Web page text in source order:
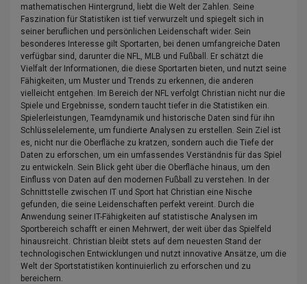
mathematischen Hintergrund, liebt die Welt der Zahlen. Seine
Faszination für Statistiken ist tief verwurzelt und spiegelt sich in
seiner beruflichen und persönlichen Leidenschaft wider. Sein
besonderes Interesse gilt Sportarten, bei denen umfangreiche Daten
verfügbar sind, darunter die NFL, MLB und Fußball. Er schätzt die
Vielfalt der Informationen, die diese Sportarten bieten, und nutzt seine
Fähigkeiten, um Muster und Trends zu erkennen, die anderen
vielleicht entgehen. Im Bereich der NFL verfolgt Christian nicht nur die
Spiele und Ergebnisse, sondern taucht tiefer in die Statistiken ein.
Spielerleistungen, Teamdynamik und historische Daten sind für ihn
Schlüsselelemente, um fundierte Analysen zu erstellen. Sein Ziel ist
es, nicht nur die Oberfläche zu kratzen, sondern auch die Tiefe der
Daten zu erforschen, um ein umfassendes Verständnis für das Spiel
zu entwickeln. Sein Blick geht über die Oberfläche hinaus, um den
Einfluss von Daten auf den modernen Fußball zu verstehen. In der
Schnittstelle zwischen IT und Sport hat Christian eine Nische
gefunden, die seine Leidenschaften perfekt vereint. Durch die
Anwendung seiner IT-Fähigkeiten auf statistische Analysen im
Sportbereich schafft er einen Mehrwert, der weit über das Spielfeld
hinausreicht. Christian bleibt stets auf dem neuesten Stand der
technologischen Entwicklungen und nutzt innovative Ansätze, um die
Welt der Sportstatistiken kontinuierlich zu erforschen und zu
bereichern.